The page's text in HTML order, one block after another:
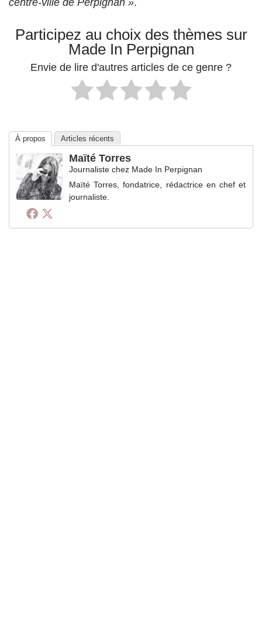
Participez au choix des thèmes sur
Made In Perpignan
Envie de lire d'autres articles de ce genre ?
À propos Articles récents
Maïté Torres
Journaliste chez Made In Perpignan
Maïté Torres, fondatrice, rédactrice en chef et
journaliste.